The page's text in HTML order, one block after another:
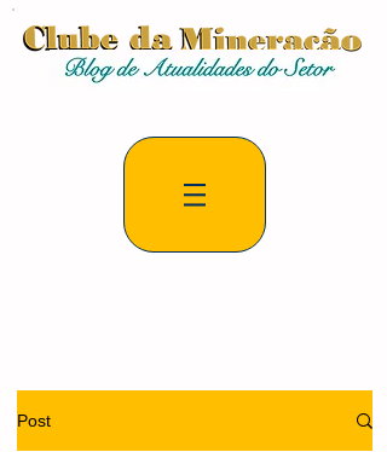
Post